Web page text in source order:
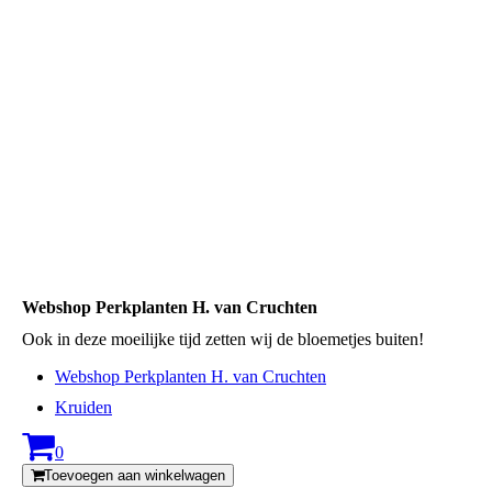
Webshop Perkplanten H. van Cruchten
Ook in deze moeilijke tijd zetten wij de bloemetjes buiten!
Webshop Perkplanten H. van Cruchten
Kruiden
0
Toevoegen aan winkelwagen